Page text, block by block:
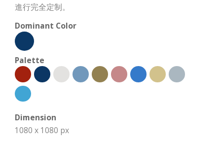
進行完全定制。
Dominant Color
Palette
Dimension
1080 x 1080 px